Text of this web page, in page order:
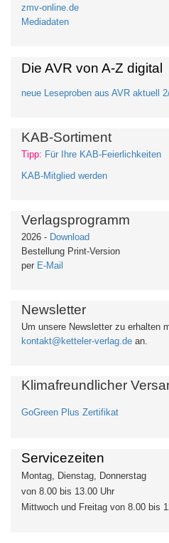
zmv-online.de
Mediadaten
Die AVR von A-Z digital
neue Leseproben aus AVR aktuell
KAB-Sortiment
Tipp: Für Ihre KAB-Feierlichkeiten
KAB-Mitglied werden
Verlagsprogramm
2026 - Download
Bestellung Print-Version
per E-Mail
Newsletter
Um unsere Newsletter zu erhalten
kontakt@ketteler-verlag.de an.
Klimafreundlicher
GoGreen Plus Zertifikat
Servicezeiten
Montag, Dienstag, Donnerstag
von 8.00 bis 13.00 Uhr
Mittwoch und Freitag von 8.00 bis